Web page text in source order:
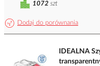
Dodaj do porównania
1072 szt
IDEALNA